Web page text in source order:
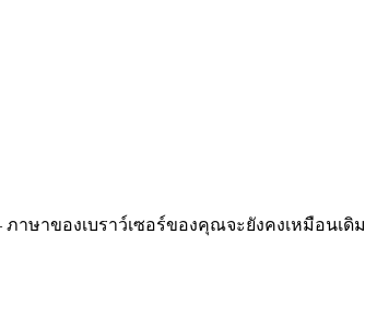
าษาของเบราว์เซอร์ของคุณจะยังคงเหมือนเดิม